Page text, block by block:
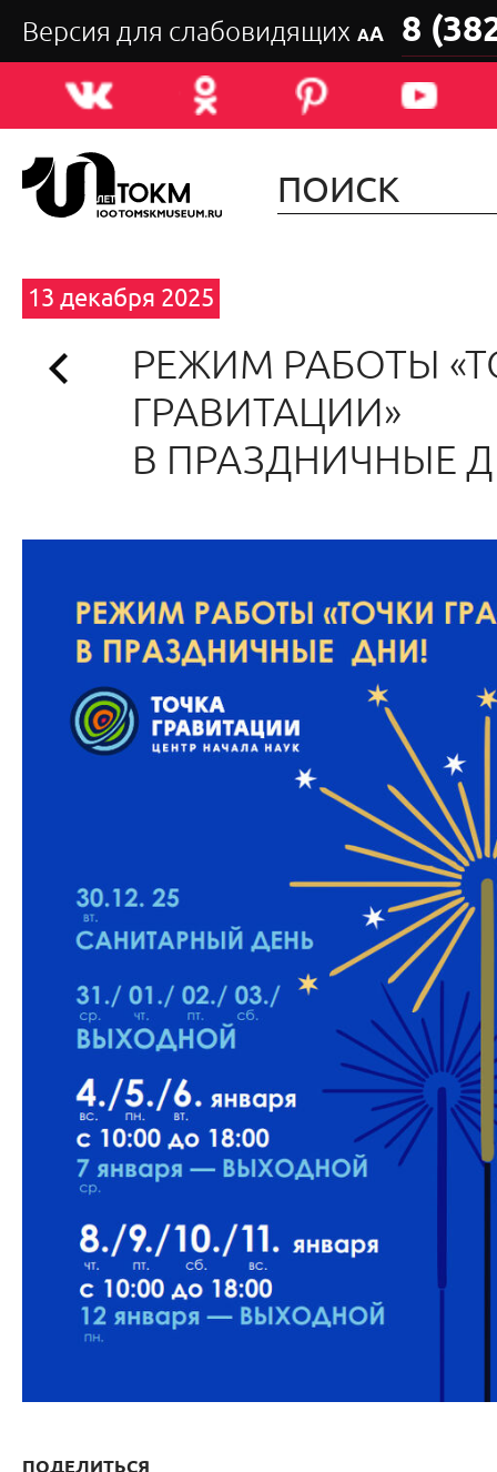
Версия для слабовидящих АА 8
13 декабря 2025
РЕЖИМ РАБОТЫ
ГРАВИТАЦИИ»
В ПРАЗДНИЧНЫЕ